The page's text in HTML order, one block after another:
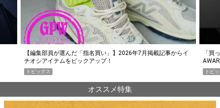
「買って損なし」の極上スマホ5選【GoodsPress 2026上半期
AWARD】
トピックス
薄着
PR
オススメ特集